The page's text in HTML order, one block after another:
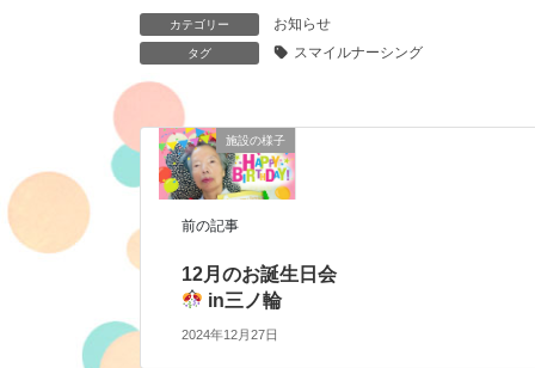
カテゴリー お知らせ
タグ スマイルナーシング
施設の様子
前の記事
12月のお誕生日会
in三ノ輪
2024年12月27日